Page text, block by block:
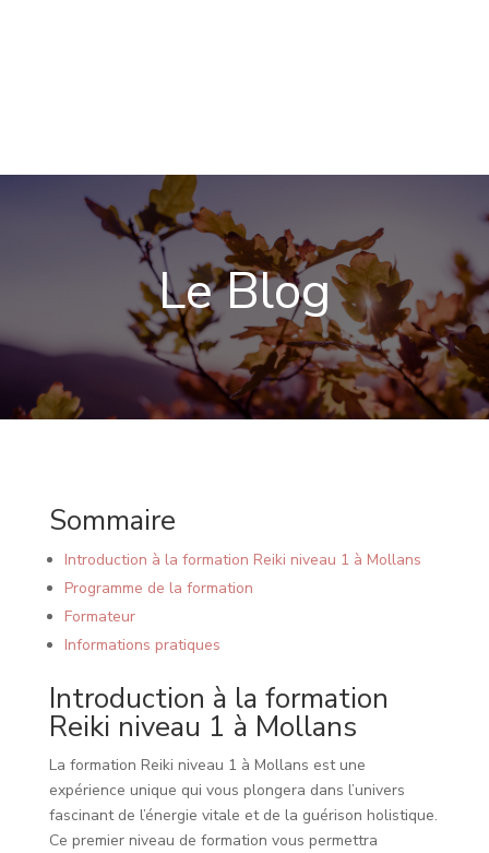
Le Blog
Sommaire
Introduction à la formation Reiki niveau 1 à Mollans
Programme de la formation
Formateur
Informations pratiques
Introduction à la formation
Reiki niveau 1 à Mollans
La formation Reiki niveau 1 à Mollans est une
expérience unique qui vous plongera dans l’univers
fascinant de l’énergie vitale et de la guérison holistique.
Ce premier niveau de formation vous permettra